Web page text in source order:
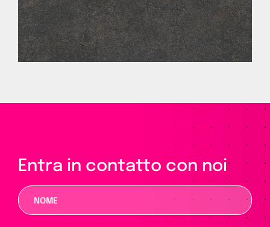
Entra in contatto con noi